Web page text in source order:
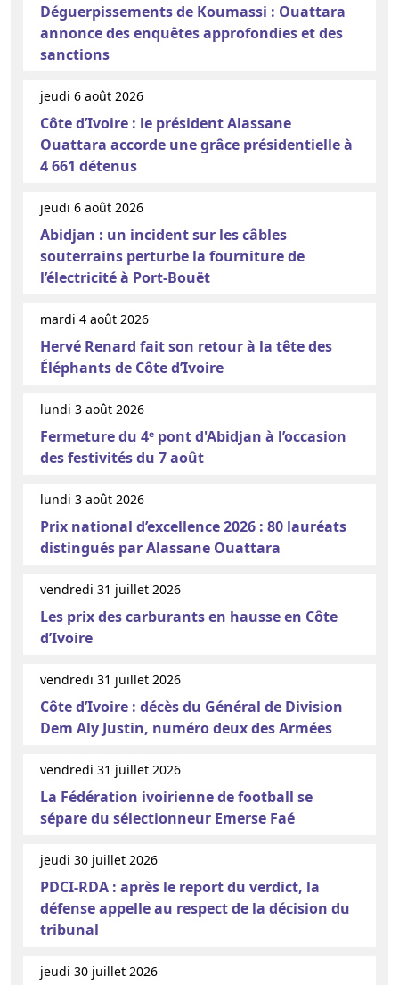
Déguerpissements de Koumassi : Ouattara
annonce des enquêtes approfondies et des
sanctions
jeudi 6 août 2026
Côte d’Ivoire : le président Alassane
Ouattara accorde une grâce présidentielle à
4 661 détenus
jeudi 6 août 2026
Abidjan : un incident sur les câbles
souterrains perturbe la fourniture de
l’électricité à Port-Bouët
mardi 4 août 2026
Hervé Renard fait son retour à la tête des
Éléphants de Côte d’Ivoire
lundi 3 août 2026
Fermeture du 4ᵉ pont d'Abidjan à l’occasion
des festivités du 7 août
lundi 3 août 2026
Prix national d’excellence 2026 : 80 lauréats
distingués par Alassane Ouattara
vendredi 31 juillet 2026
Les prix des carburants en hausse en Côte
d’Ivoire
vendredi 31 juillet 2026
Côte d’Ivoire : décès du Général de Division
Dem Aly Justin, numéro deux des Armées
vendredi 31 juillet 2026
La Fédération ivoirienne de football se
sépare du sélectionneur Emerse Faé
jeudi 30 juillet 2026
PDCI-RDA : après le report du verdict, la
défense appelle au respect de la décision du
tribunal
jeudi 30 juillet 2026